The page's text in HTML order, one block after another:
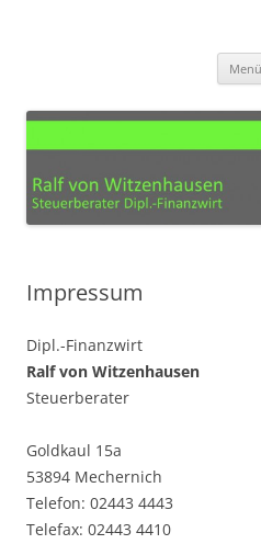
Menü
Impressum
Dipl.-Finanzwirt
Ralf von Witzenhausen
Steuerberater
Goldkaul 15a
53894 Mechernich
Telefon: 02443 4443
Telefax: 02443 4410